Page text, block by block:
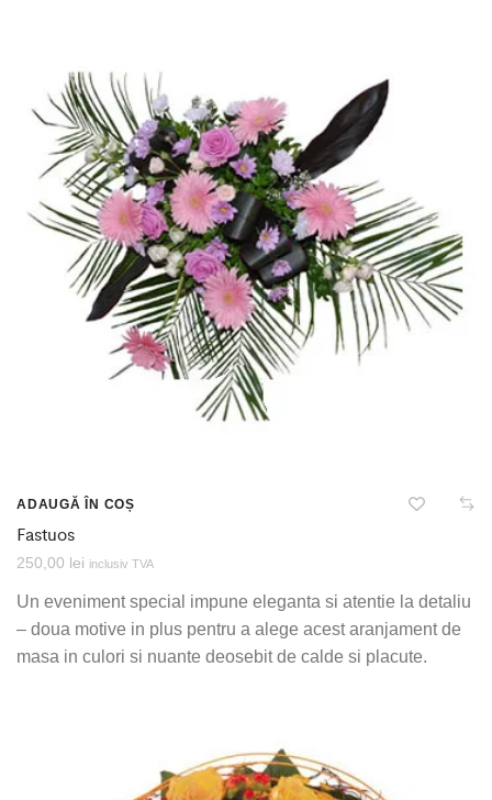
ADAUGĂ ÎN COȘ
Fastuos
250,00 lei inclusiv TVA
Un eveniment special impune eleganta si atentie la detaliu
– doua motive in plus pentru a alege acest aranjament de
masa in culori si nuante deosebit de calde si placute.